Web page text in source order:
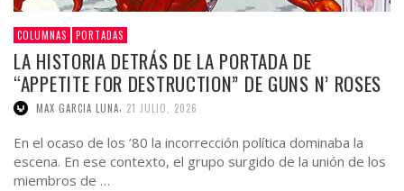
COLUMNAS PORTADAS
LA HISTORIA DETRÁS DE LA PORTADA DE
“APPETITE FOR DESTRUCTION” DE GUNS N’ ROSES
MAX GARCIA LUNA, 21 JULIO, 2026
En el ocaso de los ’80 la incorrección política dominaba la
escena. En ese contexto, el grupo surgido de la unión de los
miembros de …